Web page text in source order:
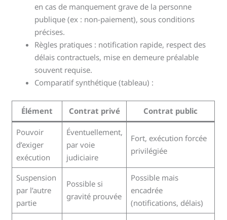
en cas de manquement grave de la personne
publique (ex : non-paiement), sous conditions
précises.
Règles pratiques : notification rapide, respect des
délais contractuels, mise en demeure préalable
souvent requise.
Comparatif synthétique (tableau) :
Élément Contrat privé Contrat public
Pouvoir
d’exiger
exécution
Éventuellement,
par voie
judiciaire
Fort, exécution forcée
privilégiée
Suspension
par l’autre
partie
Possible si
gravité prouvée
Possible mais
encadrée
(notifications, délais)